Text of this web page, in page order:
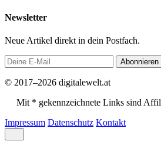
Newsletter
Neue Artikel direkt in dein Postfach.
Abonnieren
© 2017–2026 digitalewelt.at
Mit * gekennzeichnete Links sind
Impressum Datenschutz Kontakt